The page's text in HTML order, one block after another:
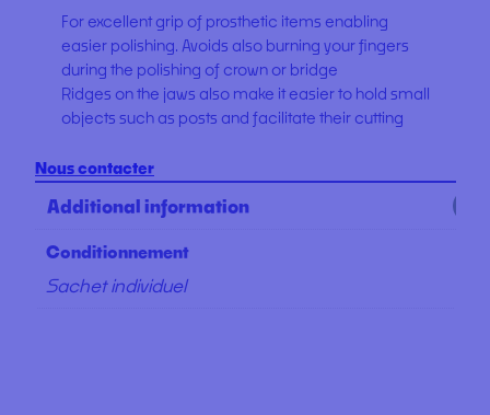
For excellent grip of prosthetic items enabling
easier polishing. Avoids also burning your fingers
during the polishing of crown or bridge
Ridges on the jaws also make it easier to hold small
objects such as posts and facilitate their cutting
Nous contacter
Additional information
Conditionnement
Sachet individuel